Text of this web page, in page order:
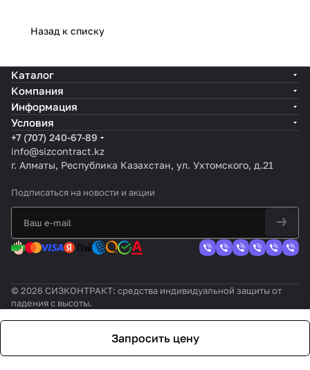
Назад к списку
Запросить цену
Каталог
Компания
Информация
Условия
+7 (707) 240-67-89
info@sizcontract.kz
г. Алматы, Республика Казахстан, ул. Ухтомского, д.21
Подписаться на новости и акции
© 2026 СИЗКОНТРАКТ: средства индивидуальной защиты от
падения с высоты.